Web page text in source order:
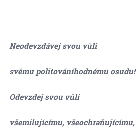
Neodevzdávej svou vůli
svému politováníhodnému osudu!
Odevzdej svou vůli
všemilujícímu, všeochraňujícímu,